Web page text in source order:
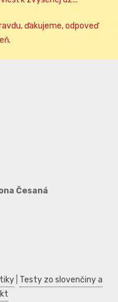
ďakujeme, odpoveď
Česaná
Testy zo slovenčiny a